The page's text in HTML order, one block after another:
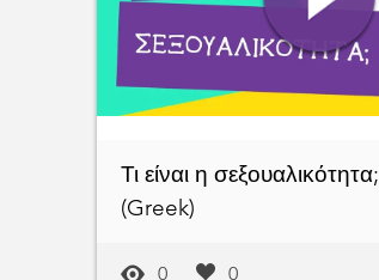
Τι είναι η σεξουαλικότητα;
(Greek)
0 0